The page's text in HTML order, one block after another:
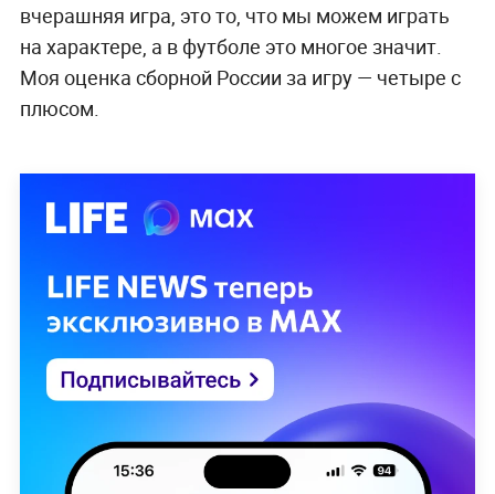
вчерашняя игра, это то, что мы можем играть
на характере, а в футболе это многое значит.
Моя оценка сборной России за игру — четыре с
плюсом.